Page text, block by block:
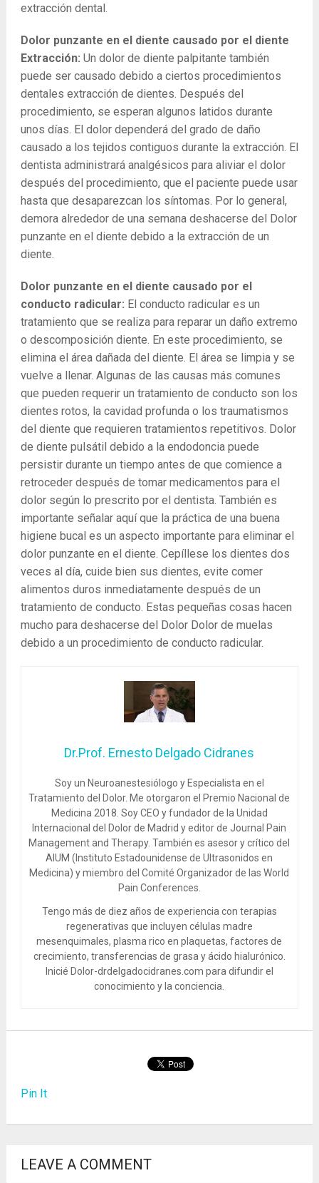
extracción dental.
Dolor punzante en el diente causado por el diente
Extracción: Un dolor de diente palpitante también
puede ser causado debido a ciertos procedimientos
dentales extracción de dientes. Después del
procedimiento, se esperan algunos latidos durante
unos días. El dolor dependerá del grado de daño
causado a los tejidos contiguos durante la extracción. El
dentista administrará analgésicos para aliviar el dolor
después del procedimiento, que el paciente puede usar
hasta que desaparezcan los síntomas. Por lo general,
demora alrededor de una semana deshacerse del Dolor
punzante en el diente debido a la extracción de un
diente.
Dolor punzante en el diente causado por el
conducto radicular: El conducto radicular es un
tratamiento que se realiza para reparar un daño extremo
o descomposición diente. En este procedimiento, se
elimina el área dañada del diente. El área se limpia y se
vuelve a llenar. Algunas de las causas más comunes
que pueden requerir un tratamiento de conducto son los
dientes rotos, la cavidad profunda o los traumatismos
del diente que requieren tratamientos repetitivos. Dolor
de diente pulsátil debido a la endodoncia puede
persistir durante un tiempo antes de que comience a
retroceder después de tomar medicamentos para el
dolor según lo prescrito por el dentista. También es
importante señalar aquí que la práctica de una buena
higiene bucal es un aspecto importante para eliminar el
dolor punzante en el diente. Cepíllese los dientes dos
veces al día, cuide bien sus dientes, evite comer
alimentos duros inmediatamente después de un
tratamiento de conducto. Estas pequeñas cosas hacen
mucho para deshacerse del Dolor Dolor de muelas
debido a un procedimiento de conducto radicular.
Dr.Prof. Ernesto Delgado Cidranes
Soy un Neuroanestesiólogo y Especialista en el
Tratamiento del Dolor. Me otorgaron el Premio Nacional de
Medicina 2018. Soy CEO y fundador de la Unidad
Internacional del Dolor de Madrid y editor de Journal Pain
Management and Therapy. También es asesor y crítico del
AIUM (Instituto Estadounidense de Ultrasonidos en
Medicina) y miembro del Comité Organizador de las World
Pain Conferences.
Tengo más de diez años de experiencia con terapias
regenerativas que incluyen células madre
mesenquimales, plasma rico en plaquetas, factores de
crecimiento, transferencias de grasa y ácido hialurónico.
Inicié Dolor-drdelgadocidranes.com para difundir el
conocimiento y la conciencia.
Pin It
LEAVE A COMMENT